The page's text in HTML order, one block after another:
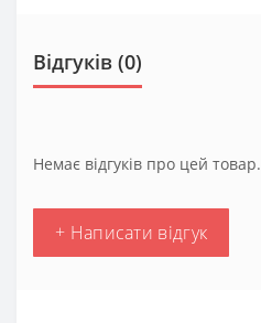
Відгуків (0)
Немає відгуків про цей товар.
+ Написати відгук